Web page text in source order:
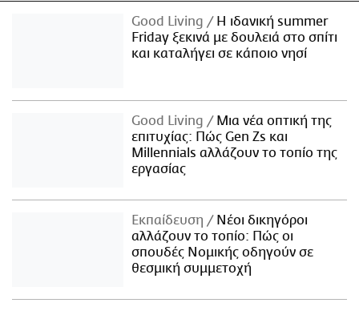
Good Living
Η ιδανική summer
Friday ξεκινά με δουλειά στο σπίτι
και καταλήγει σε κάποιο νησί
Good Living
Μια νέα οπτική της
επιτυχίας: Πώς Gen Zs και
Millennials αλλάζουν το τοπίο της
εργασίας
Εκπαίδευση
Νέοι δικηγόροι
αλλάζουν το τοπίο: Πώς οι
σπουδές Νομικής οδηγούν σε
θεσμική συμμετοχή